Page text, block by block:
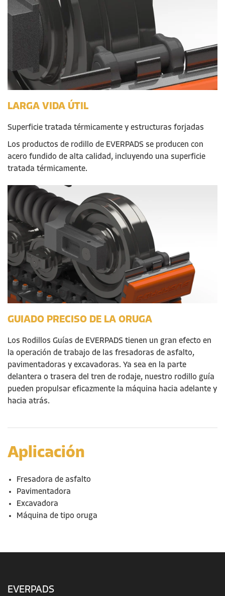
LARGA VIDA ÚTIL
Superficie tratada térmicamente y estructuras forjadas
Los productos de rodillo de EVERPADS se producen con
acero fundido de alta calidad, incluyendo una superficie
tratada térmicamente.
GUIADO PRECISO DE LA ORUGA
Los Rodillos Guías de EVERPADS tienen un gran efecto en
la operación de trabajo de las fresadoras de asfalto,
pavimentadoras y excavadoras. Ya sea en la parte
delantera o trasera del tren de rodaje, nuestro rodillo guía
pueden propulsar eficazmente la máquina hacia adelante y
hacia atrás.
Aplicación
Fresadora de asfalto
Pavimentadora
Excavadora
Máquina de tipo oruga
EVERPADS